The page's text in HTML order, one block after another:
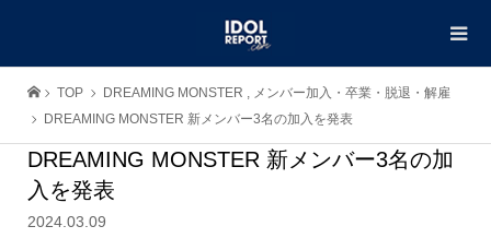
TOP DREAMING MONSTER , メンバー加入・卒業・脱退・解雇
DREAMING MONSTER 新メンバー3名の加入を発表
DREAMING MONSTER 新メンバー3名の加
入を発表
2024.03.09